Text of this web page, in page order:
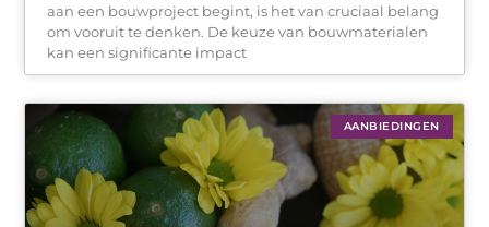
aan een bouwproject begint, is het van cruciaal belang
om vooruit te denken. De keuze van bouwmaterialen
kan een significante impact
AANBIEDINGEN